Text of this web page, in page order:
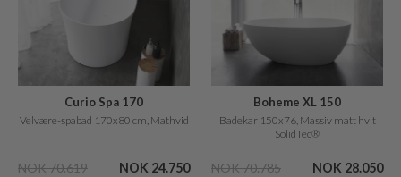
Curio Spa 170
Velvære-spabad 170x80 cm, Mathvid
NOK 70.619 NOK 24.750
Boheme XL 150
Badekar 150x76, Massiv matt hvit
SolidTec®
NOK 70.785 NOK 28.050